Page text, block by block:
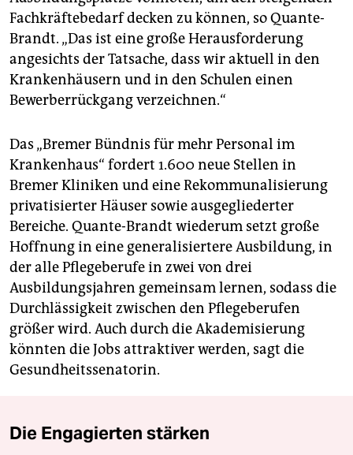
Fachkräftebedarf decken zu können, so Quante-
Brandt. „Das ist eine große Herausforderung
angesichts der Tatsache, dass wir aktuell in den
Krankenhäusern und in den Schulen einen
Bewerberrückgang verzeichnen.“
Das „Bremer Bündnis für mehr Personal im
Krankenhaus“ fordert 1.600 neue Stellen in
Bremer Kliniken und eine Rekommunalisierung
privatisierter Häuser sowie ausgegliederter
Bereiche. Quante-Brandt wiederum setzt große
Hoffnung in eine generalisiertere Ausbildung, in
der alle Pflegeberufe in zwei von drei
Ausbildungsjahren gemeinsam lernen, sodass die
Durchlässigkeit zwischen den Pflegeberufen
größer wird. Auch durch die Akademisierung
könnten die Jobs attraktiver werden, sagt die
Gesundheitssenatorin.
Die Engagierten stärken